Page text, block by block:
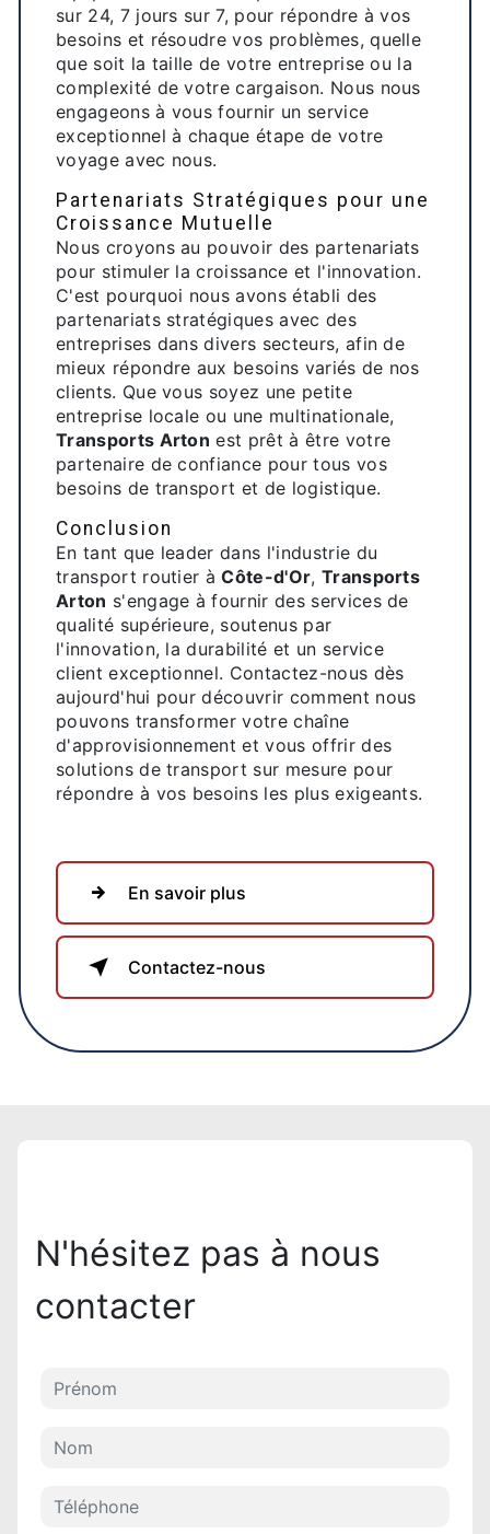
sur 24, 7 jours sur 7, pour répondre à vos
besoins et résoudre vos problèmes, quelle
que soit la taille de votre entreprise ou la
complexité de votre cargaison. Nous nous
engageons à vous fournir un service
exceptionnel à chaque étape de votre
voyage avec nous.
Partenariats Stratégiques pour une
Croissance Mutuelle
Nous croyons au pouvoir des partenariats
pour stimuler la croissance et l'innovation.
C'est pourquoi nous avons établi des
partenariats stratégiques avec des
entreprises dans divers secteurs, afin de
mieux répondre aux besoins variés de nos
clients. Que vous soyez une petite
entreprise locale ou une multinationale,
Transports Arton est prêt à être votre
partenaire de confiance pour tous vos
besoins de transport et de logistique.
Conclusion
En tant que leader dans l'industrie du
transport routier àCôte-d'Or, Transports
Arton s'engage à fournir des services de
qualité supérieure, soutenus par
l'innovation, la durabilité et un service
client exceptionnel. Contactez-nous dès
aujourd'hui pour découvrir comment nous
pouvons transformer votre chaîne
d'approvisionnement et vous offrir des
solutions de transport sur mesure pour
répondre à vos besoins les plus exigeants.
En savoir plus
Contactez-nous
N'hésitez pas à nous
contacter